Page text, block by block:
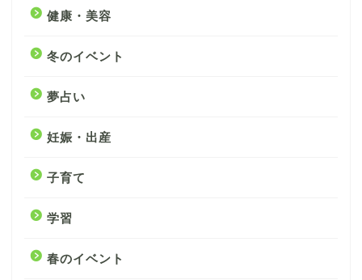
健康・美容
冬のイベント
夢占い
妊娠・出産
子育て
学習
春のイベント